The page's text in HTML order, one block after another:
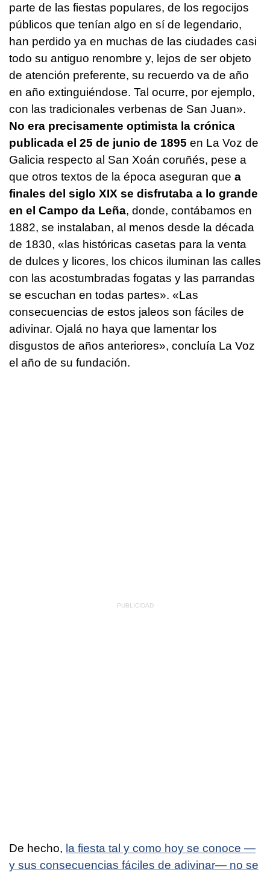
parte de las fiestas populares, de los regocijos
públicos que tenían algo en sí de legendario,
han perdido ya en muchas de las ciudades casi
todo su antiguo renombre y, lejos de ser objeto
de atención preferente, su recuerdo va de año
en año extinguiéndose. Tal ocurre, por ejemplo,
con las tradicionales verbenas de San Juan».
No era precisamente optimista la crónica
publicada el 25 de junio de 1895 en La Voz de
Galicia respecto al San Xoán coruñés, pese a
que otros textos de la época aseguran que a
finales del siglo XIX se disfrutaba a lo grande
en el Campo da Leña, donde, contábamos en
1882, se instalaban, al menos desde la década
de 1830, «las históricas casetas para la venta
de dulces y licores, los chicos iluminan las calles
con las acostumbradas fogatas y las parrandas
se escuchan en todas partes». «Las
consecuencias de estos jaleos son fáciles de
adivinar. Ojalá no haya que lamentar los
disgustos de años anteriores», concluía La Voz
el año de su fundación.
De hecho, la fiesta tal y como hoy se conoce —
y sus consecuencias fáciles de adivinar— no se